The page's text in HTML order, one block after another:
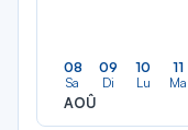
08
Sa
AOÛ
09
Di
10
Lu
11
Ma